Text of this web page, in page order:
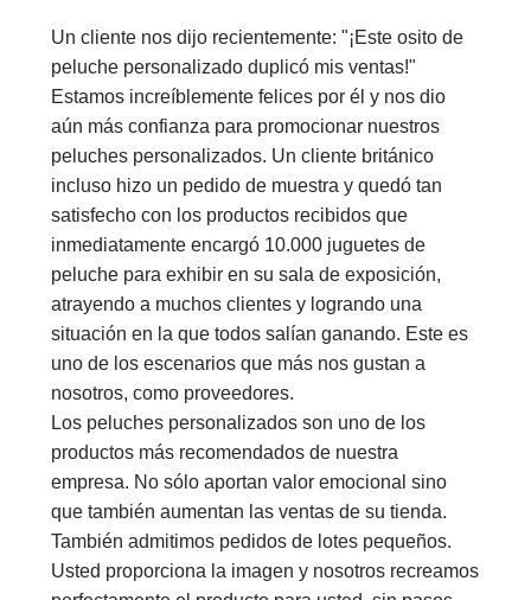
Un cliente nos dijo recientemente: "¡Este osito de
peluche personalizado duplicó mis ventas!"
Estamos increíblemente felices por él y nos dio
aún más confianza para promocionar nuestros
peluches personalizados. Un cliente británico
incluso hizo un pedido de muestra y quedó tan
satisfecho con los productos recibidos que
inmediatamente encargó 10.000 juguetes de
peluche para exhibir en su sala de exposición,
atrayendo a muchos clientes y logrando una
situación en la que todos salían ganando. Este es
uno de los escenarios que más nos gustan a
nosotros, como proveedores.
Los peluches personalizados son uno de los
productos más recomendados de nuestra
empresa. No sólo aportan valor emocional sino
que también aumentan las ventas de su tienda.
También admitimos pedidos de lotes pequeños.
Usted proporciona la imagen y nosotros recreamos